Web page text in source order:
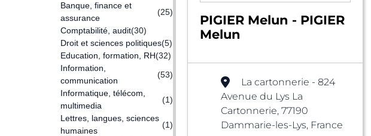
Banque, finance et
assurance
(25)
Comptabilité, audit(30)
Droit et sciences politiques(5)
Education, formation, RH(32)
Information,
communication
(53)
Informatique, télécom,
multimedia
(1)
Lettres, langues, sciences
humaines
(1)
PIGIER Melun - PIGIER
Melun
La cartonnerie - 824
Avenue du Lys La
Cartonnerie, 77190
Dammarie-les-Lys, France